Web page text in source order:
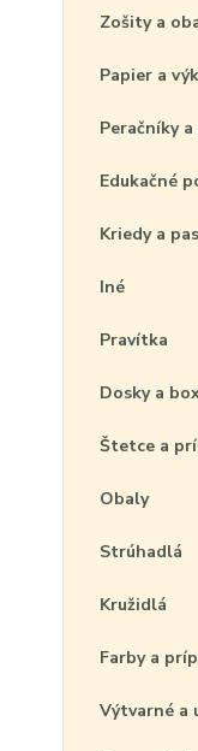
Zošity a
Papier a
Peračníky
Edukačné
Kriedy a
Iné
Pravítka
Dosky a
Štetce a
Obaly
Strúhadlá
Kružidlá
Farby a
Výtvarné a